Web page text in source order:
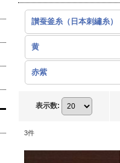
黄
赤紫
表示数:
3件